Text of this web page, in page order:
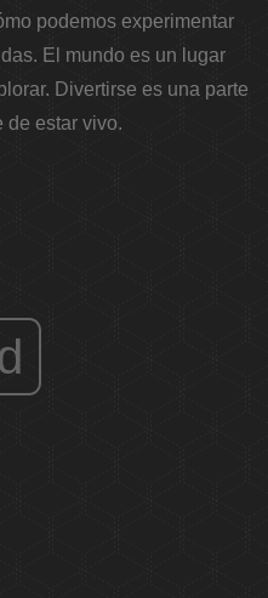
podemos experimentar
El mundo es un lugar
Divertirse es una parte
de estar vivo.